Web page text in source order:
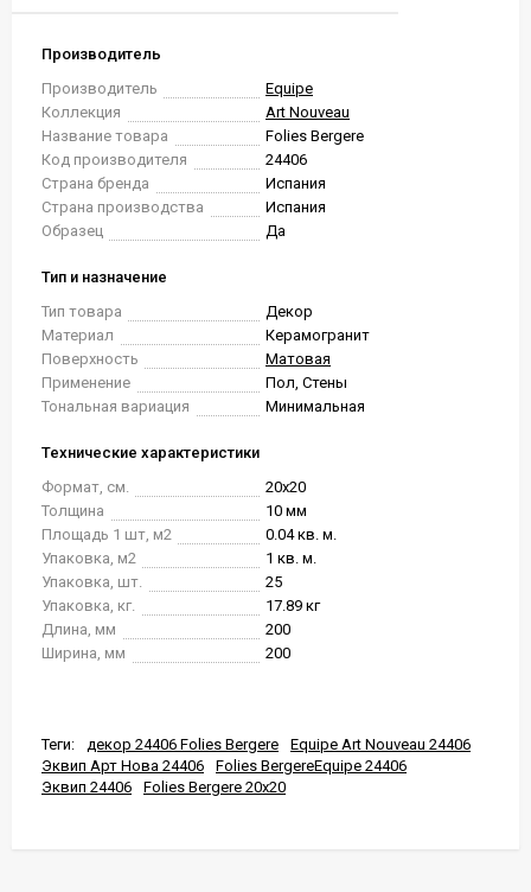
Производитель
Производитель
Equipe
Коллекция
Art Nouveau
Название товара
Folies Bergere
Код производителя
24406
Страна бренда
Испания
Страна производства
Испания
Образец
Да
Тип и назначение
Тип товара
Декор
Материал
Керамогранит
Поверхность
Матовая
Применение
Пол, Стены
Тональная вариация
Минимальная
Технические характеристики
Формат, см.
20x20
Толщина
10 мм
Площадь 1 шт, м2
0.04 кв. м.
Упаковка, м2
1 кв. м.
Упаковка, шт.
25
Упаковка, кг.
17.89 кг
Длина, мм
200
Ширина, мм
200
Теги: декор 24406 Folies Bergere
Equipe Art Nouveau 24406
Эквип Арт Нова 24406
Folies BergereEquipe 24406
Эквип 24406
Folies Bergere 20x20